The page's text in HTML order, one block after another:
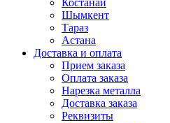
Костанай
Шымкент
Тараз
Астана
Доставка и оплата
Прием заказа
Оплата заказа
Нарезка металла
Доставка заказа
Реквизиты